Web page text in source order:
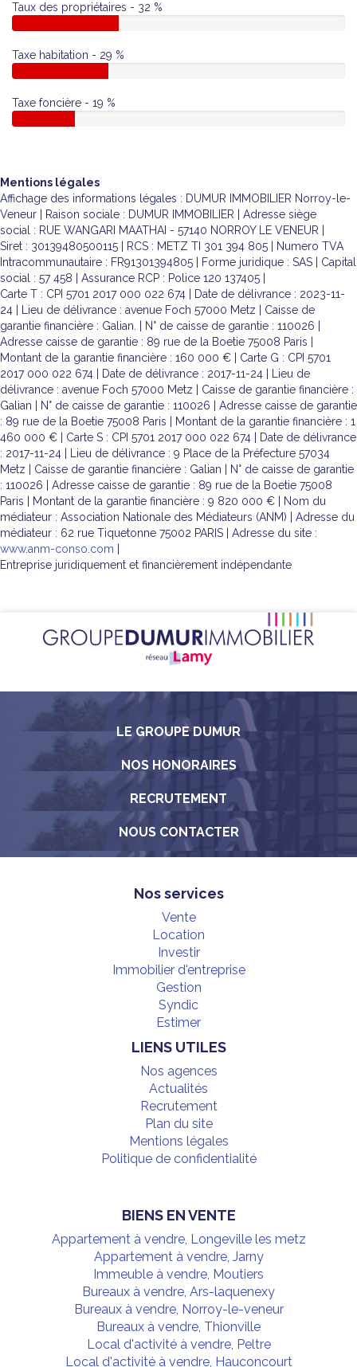
Taux des propriétaires - 32 %
Taxe habitation - 29 %
Taxe foncière - 19 %
Mentions légales
Affichage des informations légales : DUMUR IMMOBILIER Norroy-le-
Veneur | Raison sociale : DUMUR IMMOBILIER | Adresse siège
social : RUE WANGARI MAATHAI - 57140 NORROY LE VENEUR |
Siret : 30139480500115 | RCS : METZ TI 301 394 805 | Numero TVA
Intracommunautaire : FR91301394805 | Forme juridique : SAS | Capital
social : 57 458 | Assurance RCP : Police 120 137405 |
Carte T : CPI 5701 2017 000 022 674 | Date de délivrance : 2023-11-
24 | Lieu de délivrance : avenue Foch 57000 Metz | Caisse de
garantie financière : Galian. | N° de caisse de garantie : 110026 |
Adresse caisse de garantie : 89 rue de la Boetie 75008 Paris |
Montant de la garantie financière : 160 000 € | Carte G : CPI 5701
2017 000 022 674 | Date de délivrance : 2017-11-24 | Lieu de
délivrance : avenue Foch 57000 Metz | Caisse de garantie financière :
Galian | N° de caisse de garantie : 110026 | Adresse caisse de garantie
: 89 rue de la Boetie 75008 Paris | Montant de la garantie financière : 1
460 000 € | Carte S : CPI 5701 2017 000 022 674 | Date de délivrance
: 2017-11-24 | Lieu de délivrance : 9 Place de la Préfecture 57034
Metz | Caisse de garantie financière : Galian | N° de caisse de garantie
: 110026 | Adresse caisse de garantie : 89 rue de la Boetie 75008
Paris | Montant de la garantie financière : 9 820 000 € | Nom du
médiateur : Association Nationale des Médiateurs (ANM) | Adresse du
médiateur : 62 rue Tiquetonne 75002 PARIS | Adresse du site :
www.anm-conso.com
Entreprise juridiquement et financièrement indépendante
LE GROUPE DUMUR
NOS HONORAIRES
RECRUTEMENT
NOUS CONTACTER
Nos services
Vente
Location
Investir
Immobilier d'entreprise
Gestion
Syndic
Estimer
LIENS UTILES
Nos agences
Actualités
Recrutement
Plan du site
Mentions légales
Politique de confidentialité
BIENS EN VENTE
Appartement à vendre, Longeville les metz
Appartement à vendre, Jarny
Immeuble à vendre, Moutiers
Bureaux à vendre, Ars-laquenexy
Bureaux à vendre, Norroy-le-veneur
Bureaux à vendre, Thionville
Local d'activité à vendre, Peltre
Local d'activité à vendre, Hauconcourt